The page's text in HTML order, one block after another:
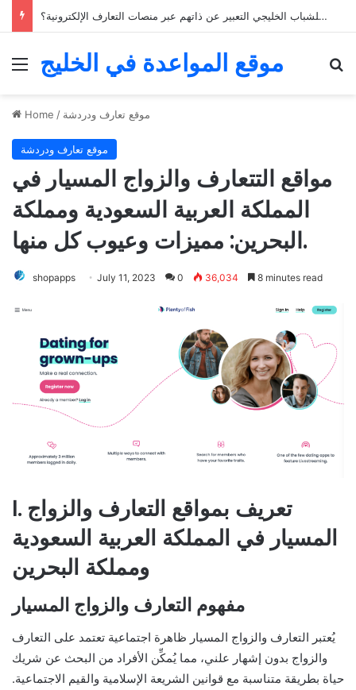
كيف يمكن للشباب الخليجي التعبير عن ذاتهم عبر منصات التعارف الإلكترونية؟
Menu
موقع المواعدة في الخليج
Home / موقع تعارف ودردشة
موقع تعارف ودردشة
مواقع التتعارف والزواج المسيار في
المملكة العربية السعودية ومملكة
البحرين: مميزات وعيوب كل منها.
shopapps July 11, 2023 0 36,034 8 minutes read
I. تعريف بمواقع التعارف والزواج
المسيار في المملكة العربية السعودية
ومملكة البحرين
مفهوم التعارف والزواج المسيار
يُعتبر التعارف والزواج المسيار ظاهرة اجتماعية تعتمد على التعارف
والزواج بدون إشهار علني، مما يُمكِّن الأفراد من البحث عن شريك
حياة بطريقة متناسبة مع قوانين الشريعة الإسلامية والقيم الاجتماعية.